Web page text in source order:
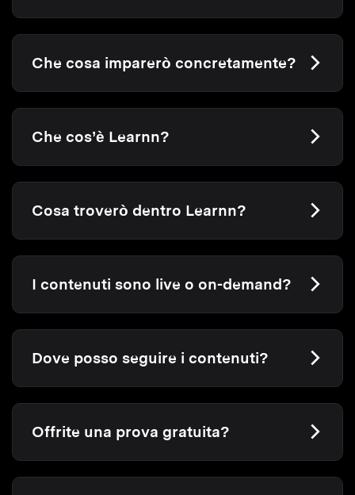
Che cosa imparerò concretamente?
Che cos’è Learnn?
Cosa troverò dentro Learnn?
I contenuti sono live o on-demand?
Dove posso seguire i contenuti?
Offrite una prova gratuita?